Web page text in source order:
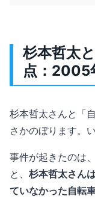
杉本哲太
点：2005
杉本哲太さんと「
さかのぼります。
事件が起きたのは
と、 杉本哲太さん
ていなかった自転